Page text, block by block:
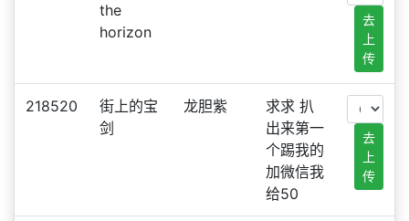
the
horizon
去
上
传
218520
街上的宝
剑
龙胆紫
求求 扒
出来第一
个踢我的
加微信我
给50
去
上
传